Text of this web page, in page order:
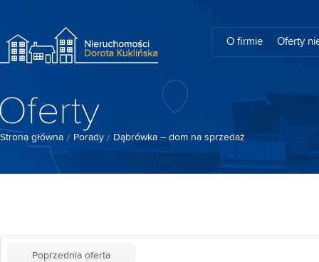
O firmie Oferty
Strona główna Porady Dąbrówka – dom na sprzedaż
Poprzednia oferta